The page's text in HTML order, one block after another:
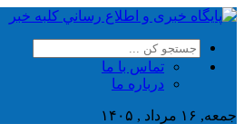
تماس با ما
درباره ما
جمعه, ۱۶ مرداد , ۱۴۰۵